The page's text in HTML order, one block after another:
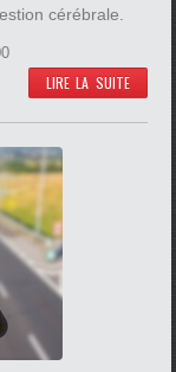
cérébrale.
LIRE LA SUITE